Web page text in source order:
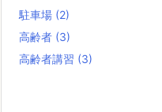
駐車場 (2)
高齢者 (3)
高齢者講習 (3)